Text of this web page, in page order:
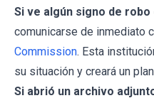
Si ve algún signo de robo
comunicarse de inmediato
Commission. Esta
su situación y creará un
Si abrió un archivo